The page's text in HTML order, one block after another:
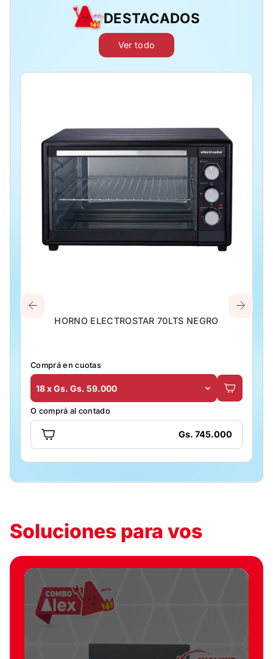
DESTACADOS
Ver todo
HORNO ELECTROSTAR 70LTS NEGRO
Comprá en cuotas
18 x Gs. Gs. 59.000
O comprá al contado
Gs. 745.000
Soluciones para vos